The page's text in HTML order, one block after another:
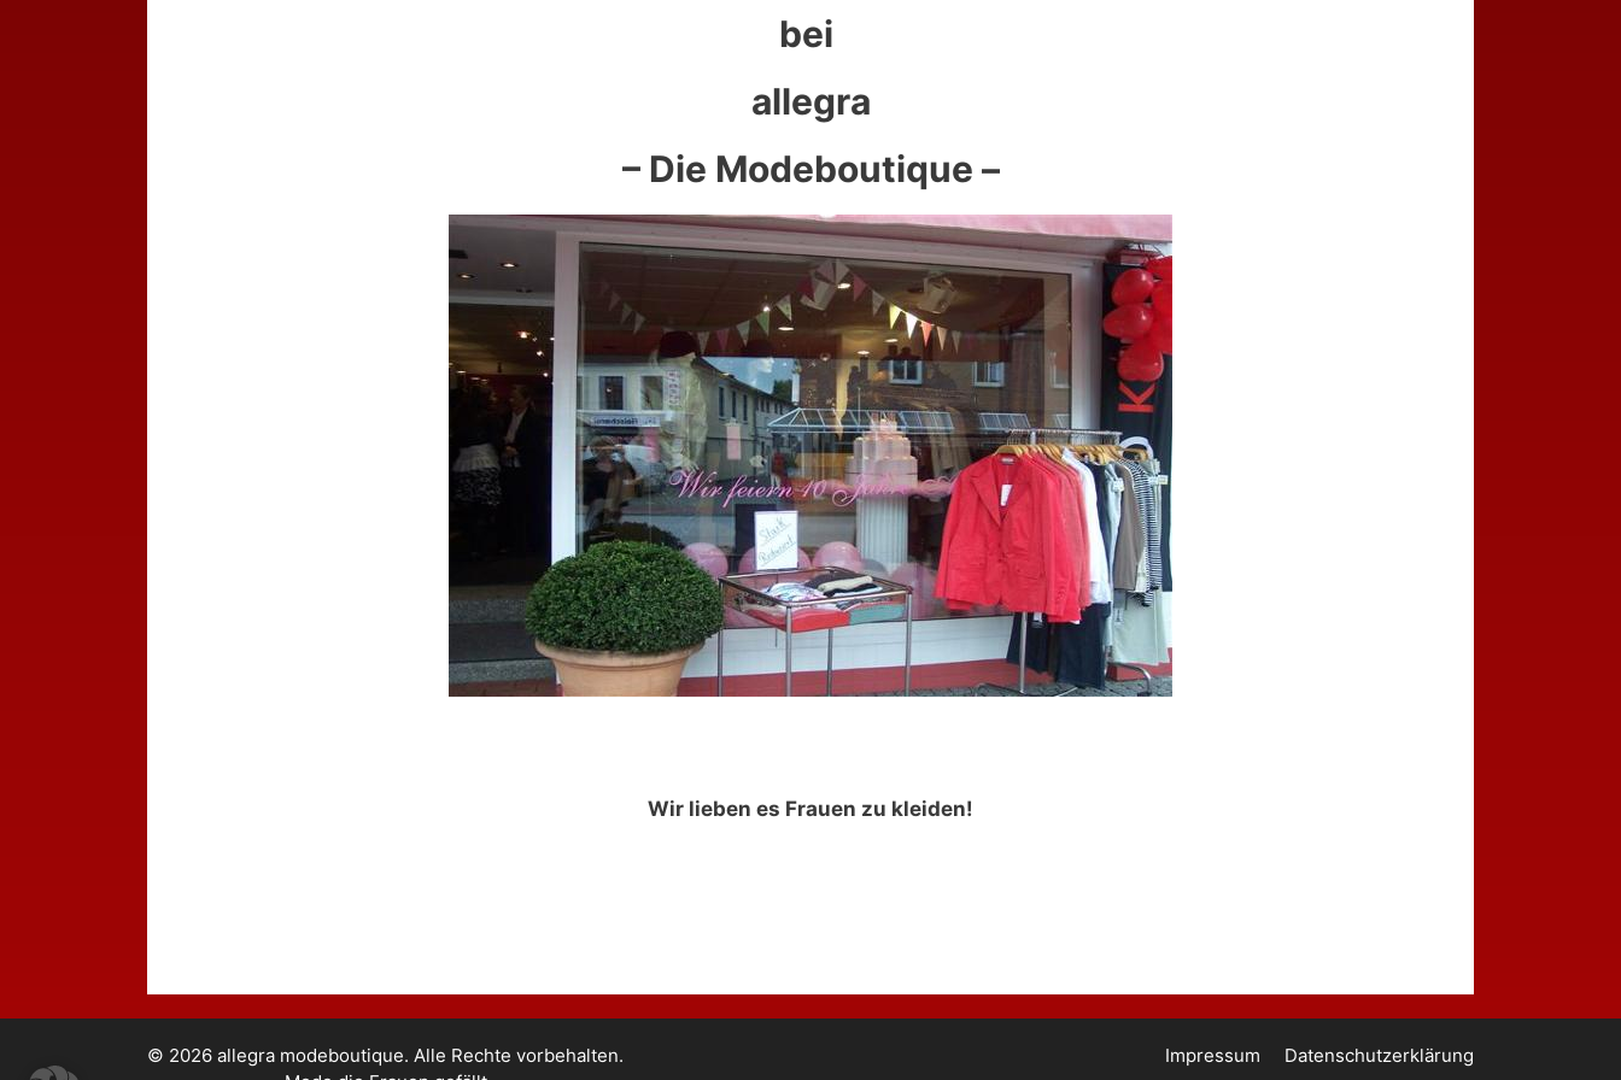
bei
allegra
– Die Modeboutique –
Wir lieben es Frauen zu kleiden!
Impressum Datenschutzerklärung
© 2026 allegra modeboutique. Alle Rechte vorbehalten.